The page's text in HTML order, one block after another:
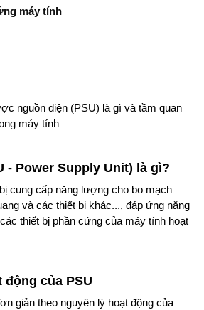
máy tính
nguồn điện (PSU) là gì và tầm quan
máy tính
- Power Supply Unit) là gì?
cung cấp năng lượng cho bo mạch
và các thiết bị khác..., đáp ứng năng
thiết bị phần cứng của máy tính hoạt
động của PSU
giản theo nguyên lý hoạt động của